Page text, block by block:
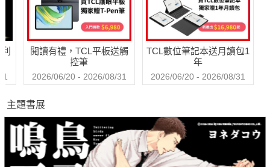
閱讀有禮，TCL平板送觸
控筆
2026/06/20 - 2026/08/31
TCL數位筆記本送月讀包1
年
2026/06/20 - 2026/08/31
主題書展